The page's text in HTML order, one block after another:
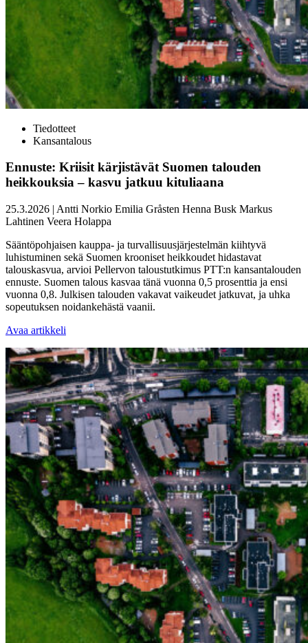
Tiedotteet
Kansantalous
Ennuste: Kriisit kärjistävät Suomen talouden
heikkouksia – kasvu jatkuu kituliaana
25.3.2026 | Antti Norkio Emilia Gråsten Henna Busk Markus
Lahtinen Veera Holappa
Sääntöpohjaisen kauppa- ja turvallisuusjärjestelmän kiihtyvä
luhistuminen sekä Suomen krooniset heikkoudet hidastavat
talouskasvua, arvioi Pellervon taloustutkimus PTT:n kansantalouden
ennuste. Suomen talous kasvaa tänä vuonna 0,5 prosenttia ja ensi
vuonna 0,8. Julkisen talouden vakavat vaikeudet jatkuvat, ja uhka
sopeutuksen noidankehästä vaanii.
Avaa artikkeli